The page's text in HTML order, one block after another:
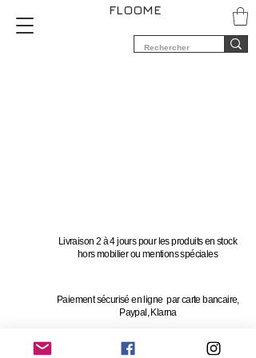
FLOOME
Livraison 2 à 4 jours pour les produits en stock
hors mobilier ou mentions spéciales
Paiement sécurisé en ligne par carte bancaire,
Paypal, Klarna
Vous avez 14 jours pour changer d'avis